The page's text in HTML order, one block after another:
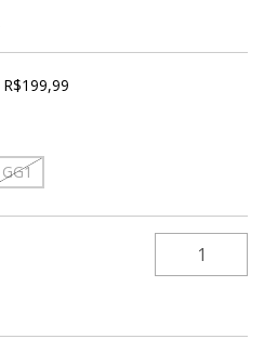
R$199,99
GG1